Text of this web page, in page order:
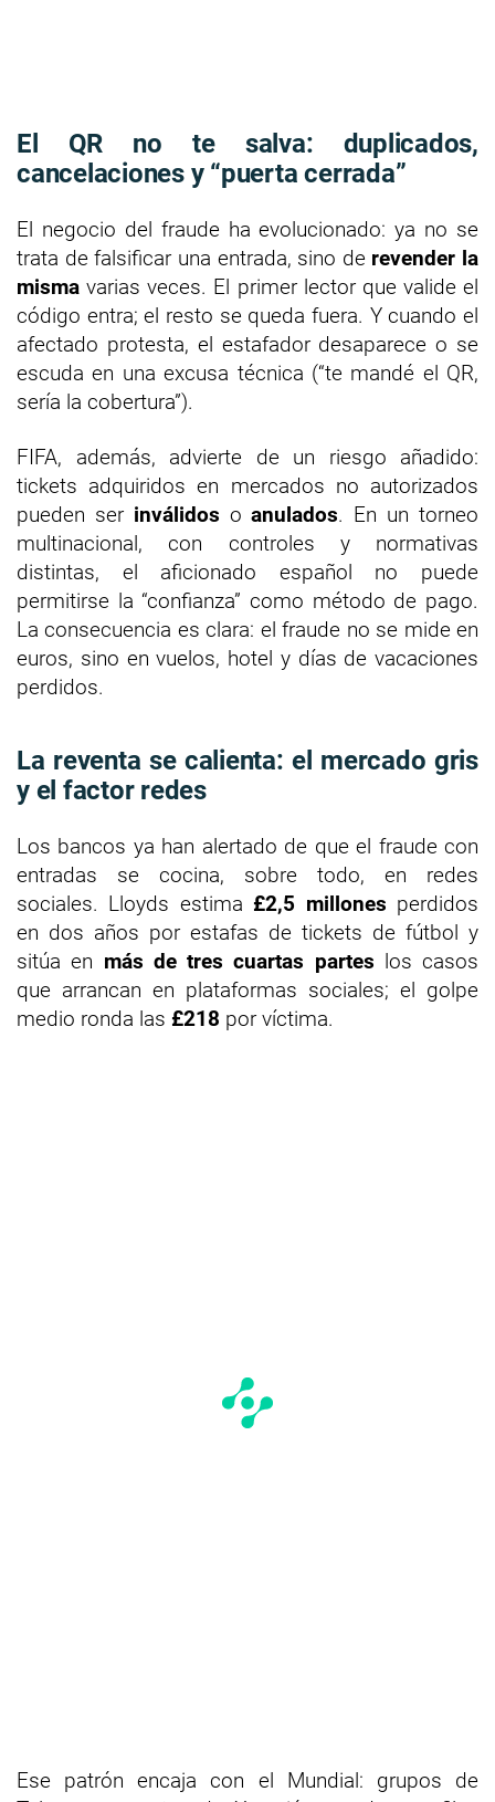
El QR no te salva: duplicados,
cancelaciones y “puerta cerrada”
El negocio del fraude ha evolucionado: ya no se
trata de falsificar una entrada, sino de revender la
misma varias veces. El primer lector que valide el
código entra; el resto se queda fuera. Y cuando el
afectado protesta, el estafador desaparece o se
escuda en una excusa técnica (“te mandé el QR,
sería la cobertura”).
FIFA, además, advierte de un riesgo añadido:
tickets adquiridos en mercados no autorizados
pueden ser inválidos oanulados. En un torneo
multinacional, con controles y normativas
distintas, el aficionado español no puede
permitirse la “confianza” como método de pago.
La consecuencia es clara: el fraude no se mide en
euros, sino en vuelos, hotel y días de vacaciones
perdidos.
La reventa se calienta: el mercado gris
y el factor redes
Los bancos ya han alertado de que el fraude con
entradas se cocina, sobre todo, en redes
sociales. Lloyds estima £2,5 millones perdidos
en dos años por estafas de tickets de fútbol y
sitúa en más de tres cuartas partes los casos
que arrancan en plataformas sociales; el golpe
medio ronda las £218 por víctima.
Ese patrón encaja con el Mundial: grupos de